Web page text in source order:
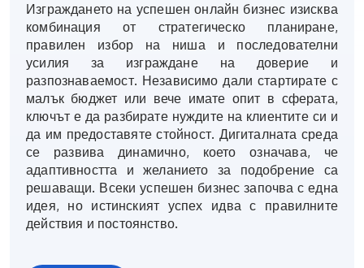
Изграждането на успешен онлайн бизнес изисква
комбинация от стратегическо планиране,
правилен избор на ниша и последователни
усилия за изграждане на доверие и
разпознаваемост. Независимо дали стартирате с
малък бюджет или вече имате опит в сферата,
ключът е да разбирате нуждите на клиентите си и
да им предоставяте стойност. Дигиталната среда
се развива динамично, което означава, че
адаптивността и желанието за подобрение са
решаващи. Всеки успешен бизнес започва с една
идея, но истинският успех идва с правилните
действия и постоянство.